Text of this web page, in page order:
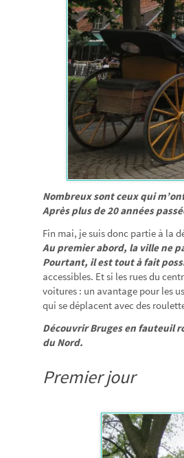
Nombreux sont ceux qui
Après plus de 20 années
Fin mai, je suis donc partie à la
Au premier abord, la ville ne
Pourtant, il est tout à fait
accessibles. Et si les rues du
voitures : un avantage pour les
qui se déplacent avec des
Découvrir Bruges en fauteuil
du Nord.
Premier jour